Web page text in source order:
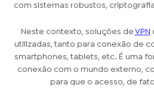
com sistemas robustos,
Neste contexto, soluções de VPN
utilizadas, tanto para conexão de
smartphones, tablets, etc. É uma
conexão com o mundo externo,
para que o acesso, de